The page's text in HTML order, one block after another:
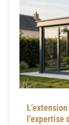
l’expertise